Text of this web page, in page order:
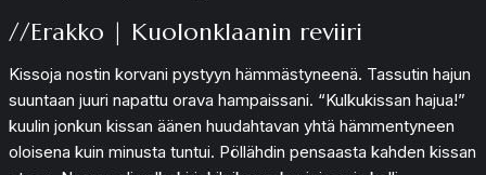
//Erakko | Kuolonklaanin reviiri
Kissoja nostin korvani pystyyn hämmästyneenä. Tassutin hajun
suuntaan juuri napattu orava hampaissani. “Kulkukissan hajua!”
kuulin jonkun kissan äänen huudahtavan yhtä hämmentyneen
oloisena kuin minusta tuntui. Pöllähdin pensaasta kahden kissan